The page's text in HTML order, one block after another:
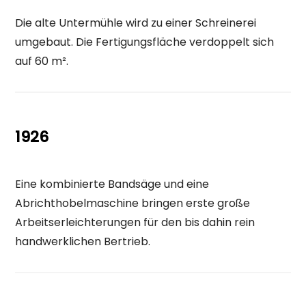
Die alte Untermühle wird zu einer Schreinerei
umgebaut. Die Fertigungsfläche verdoppelt sich
auf 60 m².
1926
Eine kombinierte Bandsäge und eine
Abrichthobelmaschine bringen erste große
Arbeitserleichterungen für den bis dahin rein
handwerklichen Bertrieb.